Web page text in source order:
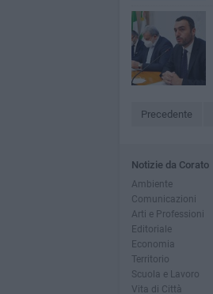
Precedente
Notizie da Corato
Ambiente
Comunicazioni
Arti e Professioni
Editoriale
Economia
Territorio
Scuola e Lavoro
Vita di Città